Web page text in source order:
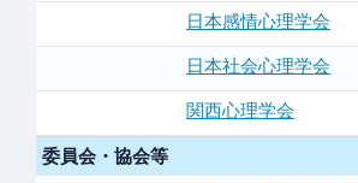
日本感情心理学会
日本社会心理学会
関西心理学会
委員会・協会等